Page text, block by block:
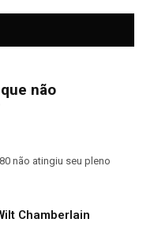
não
não atingiu seu pleno
Chamberlain